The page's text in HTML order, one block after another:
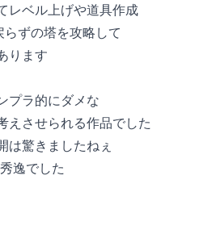
レベル上げや道具作成
ずの塔を攻略して
ります
プラ的にダメな
えさせられる作品でした
は驚きましたねぇ
逸でした